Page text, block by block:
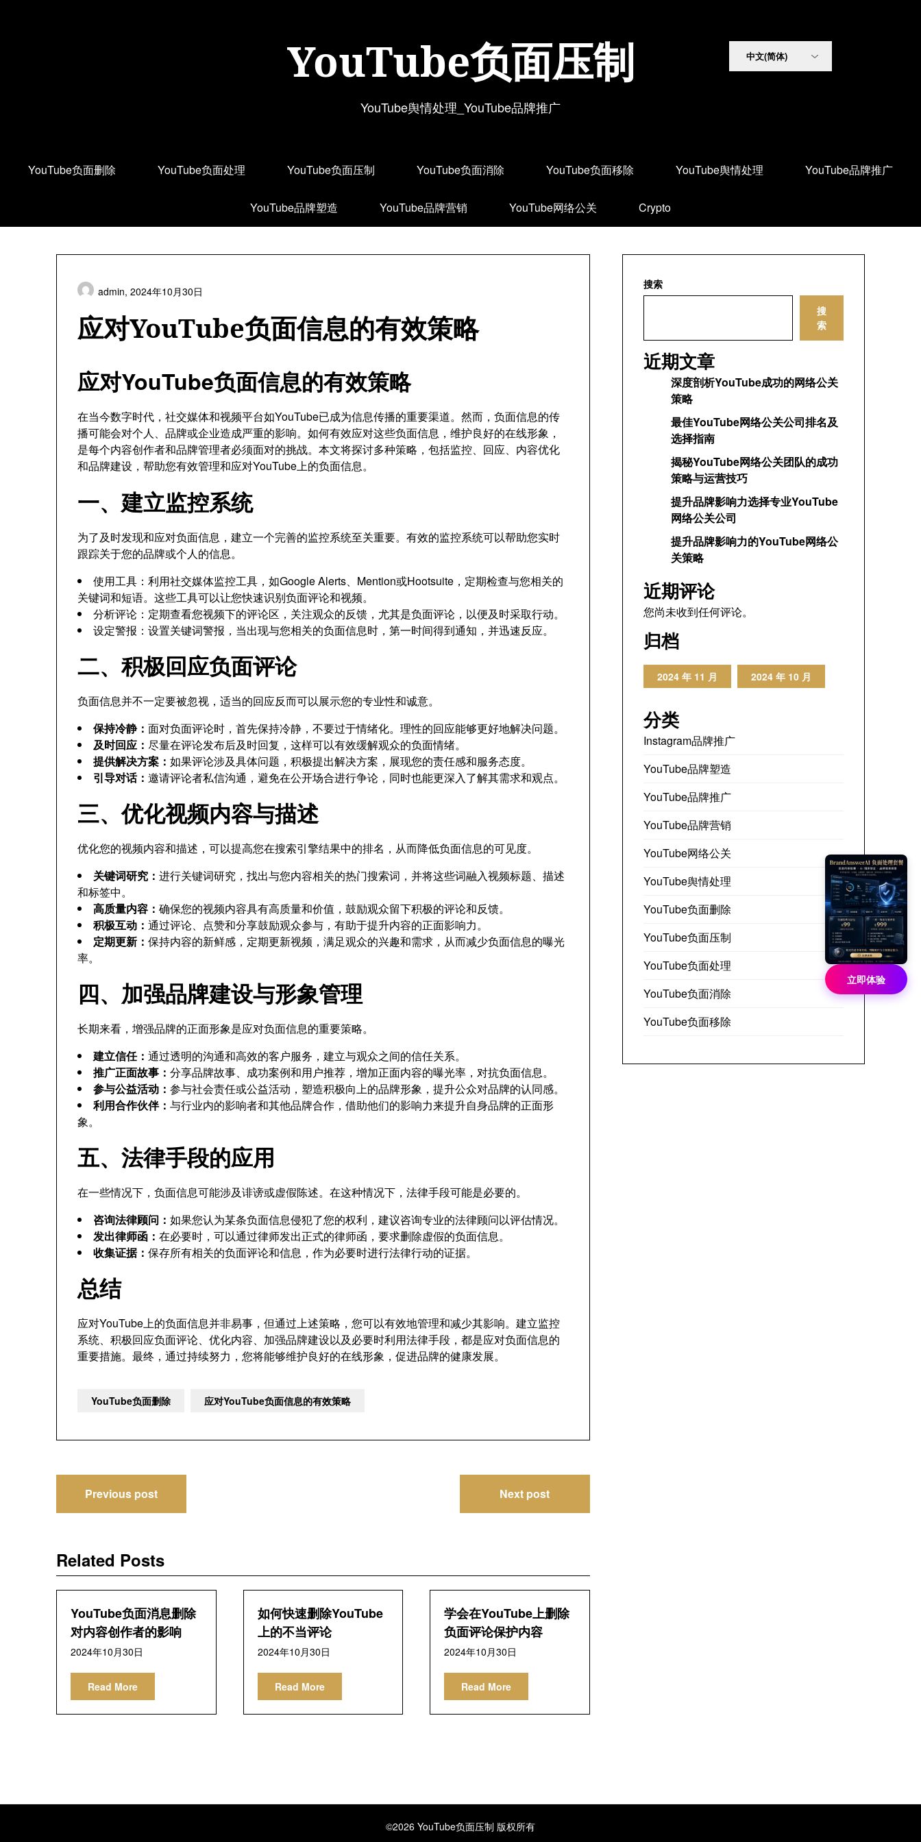
YouTube负面压制
YouTube舆情处理_YouTube品牌推广
YouTube负面删除 YouTube负面处理 YouTube负面压制 YouTube负面消除 YouTube负面移除 YouTube舆情处理 YouTube品牌推广
YouTube品牌塑造 YouTube品牌营销 YouTube网络公关 Crypto
应对YouTube负面信息的有效策略
admin, 2024年10月30日
应对YouTube负面信息的有效策略
在当今数字时代，社交媒体和视频平台如YouTube已成为信息传播的重要渠道。然而，负面信息的传
播可能会对个人、品牌或企业造成严重的影响。如何有效应对这些负面信息，维护良好的在线形象，
是每个内容创作者和品牌管理者必须面对的挑战。本文将探讨多种策略，包括监控、回应、内容优化
和品牌建设，帮助您有效管理和应对YouTube上的负面信息。
一、建立监控系统
为了及时发现和应对负面信息，建立一个完善的监控系统至关重要。有效的监控系统可以帮助您实时
跟踪关于您的品牌或个人的信息。
使用工具：利用社交媒体监控工具，如Google Alerts、Mention或Hootsuite，定期检查与您相关的
关键词和短语。这些工具可以让您快速识别负面评论和视频。
分析评论：定期查看您视频下的评论区，关注观众的反馈，尤其是负面评论，以便及时采取行动。
设定警报：设置关键词警报，当出现与您相关的负面信息时，第一时间得到通知，并迅速反应。
二、积极回应负面评论
负面信息并不一定要被忽视，适当的回应反而可以展示您的专业性和诚意。
保持冷静： 面对负面评论时，首先保持冷静，不要过于情绪化。理性的回应能够更好地解决问题。
及时回应： 尽量在评论发布后及时回复，这样可以有效缓解观众的负面情绪。
提供解决方案： 如果评论涉及具体问题，积极提出解决方案，展现您的责任感和服务态度。
引导对话： 邀请评论者私信沟通，避免在公开场合进行争论，同时也能更深入了解其需求和观点。
三、优化视频内容与描述
优化您的视频内容和描述，可以提高您在搜索引擎结果中的排名，从而降低负面信息的可见度。
关键词研究： 进行关键词研究，找出与您内容相关的热门搜索词，并将这些词融入视频标题、描述
和标签中。
高质量内容： 确保您的视频内容具有高质量和价值，鼓励观众留下积极的评论和反馈。
积极互动： 通过评论、点赞和分享鼓励观众参与，有助于提升内容的正面影响力。
定期更新： 保持内容的新鲜感，定期更新视频，满足观众的兴趣和需求，从而减少负面信息的曝光
率。
四、加强品牌建设与形象管理
长期来看，增强品牌的正面形象是应对负面信息的重要策略。
建立信任： 通过透明的沟通和高效的客户服务，建立与观众之间的信任关系。
推广正面故事： 分享品牌故事、成功案例和用户推荐，增加正面内容的曝光率，对抗负面信息。
参与公益活动： 参与社会责任或公益活动，塑造积极向上的品牌形象，提升公众对品牌的认同感。
利用合作伙伴： 与行业内的影响者和其他品牌合作，借助他们的影响力来提升自身品牌的正面形
象。
五、法律手段的应用
在一些情况下，负面信息可能涉及诽谤或虚假陈述。在这种情况下，法律手段可能是必要的。
咨询法律顾问： 如果您认为某条负面信息侵犯了您的权利，建议咨询专业的法律顾问以评估情况。
发出律师函： 在必要时，可以通过律师发出正式的律师函，要求删除虚假的负面信息。
收集证据： 保存所有相关的负面评论和信息，作为必要时进行法律行动的证据。
总结
应对YouTube上的负面信息并非易事，但通过上述策略，您可以有效地管理和减少其影响。建立监控
系统、积极回应负面评论、优化内容、加强品牌建设以及必要时利用法律手段，都是应对负面信息的
重要措施。最终，通过持续努力，您将能够维护良好的在线形象，促进品牌的健康发展。
YouTube负面删除 应对YouTube负面信息的有效策略
章
导
航
Previous post Next post
Related Posts
YouTube负面消息删除
对内容创作者的影响
2024年10月30日
Read More
如何快速删除YouTube
上的不当评论
2024年10月30日
Read More
学会在YouTube上删除
负面评论保护内容
2024年10月30日
Read More
搜索
搜
索
近期文章
深度剖析YouTube成功的网络公关
策略
最佳YouTube网络公关公司排名及
选择指南
揭秘YouTube网络公关团队的成功
策略与运营技巧
提升品牌影响力选择专业YouTube
网络公关公司
提升品牌影响力的YouTube网络公
关策略
近期评论
您尚未收到任何评论。
归档
2024 年 11 月 2024 年 10 月
分类
Instagram品牌推广
YouTube品牌塑造
YouTube品牌推广
YouTube品牌营销
YouTube网络公关
YouTube舆情处理
YouTube负面删除
YouTube负面压制
YouTube负面处理
YouTube负面消除
YouTube负面移除
©2026 YouTube负面压制 版权所有
立即体验